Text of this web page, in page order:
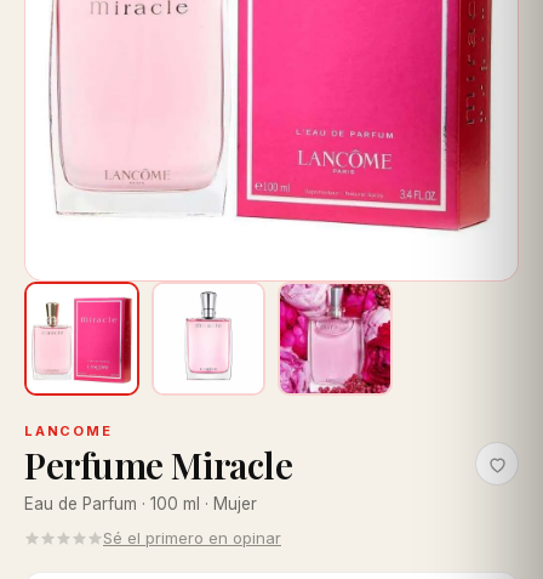
LANCOME
Perfume Miracle
Eau de Parfum · 100 ml · Mujer
Sé el primero en opinar